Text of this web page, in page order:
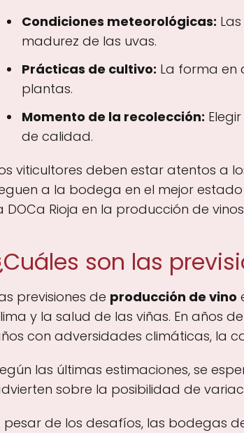
Condiciones meteorológicas:
madurez de las uvas.
Prácticas de cultivo: La forma en
plantas.
Momento de la recolección:
de calidad.
viticultores deben estar atentos a
a la bodega en el mejor
DOCa Rioja en la producción de
son las
previsiones de producción de vino
y la salud de las viñas. En años
con adversidades climáticas, la
las últimas estimaciones, se
sobre la posibilidad de
pesar de los desafíos, las bodegas